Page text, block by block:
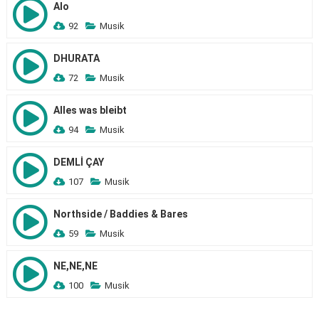
Alo
92 Musik
DHURATA
72 Musik
Alles was bleibt
94 Musik
DEMLİ ÇAY
107 Musik
Northside / Baddies & Bares
59 Musik
NE,NE,NE
100 Musik